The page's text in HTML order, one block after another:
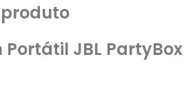
Portátil JBL PartyBox